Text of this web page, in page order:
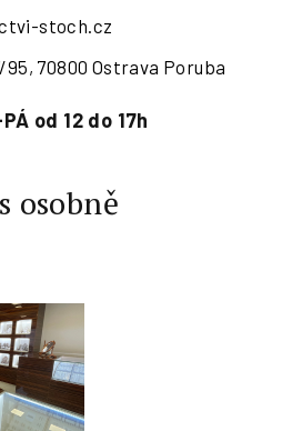
stoch.cz
70800 Ostrava Poruba
od 12 do 17h
osobně